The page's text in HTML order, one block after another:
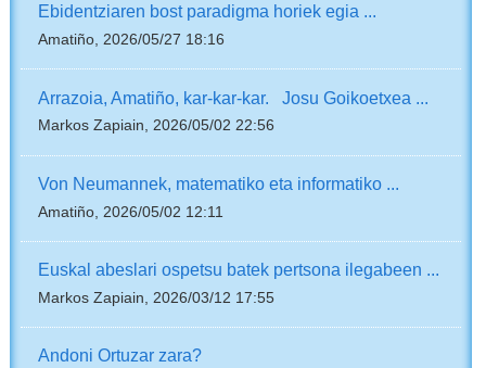
Ebidentziaren bost paradigma horiek egia ...
Amatiño, 2026/05/27 18:16
Arrazoia, Amatiño, kar-kar-kar. Josu Goikoetxea ...
Markos Zapiain, 2026/05/02 22:56
Von Neumannek, matematiko eta informatiko ...
Amatiño, 2026/05/02 12:11
Euskal abeslari ospetsu batek pertsona ilegabeen ...
Markos Zapiain, 2026/03/12 17:55
Andoni Ortuzar zara?